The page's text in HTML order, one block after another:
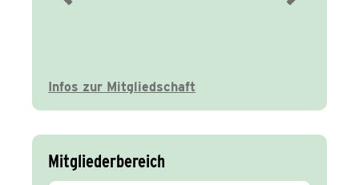
Infos zur Mitgliedschaft
Mitgliederbereich